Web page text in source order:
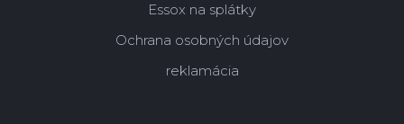
Essox na splátky
Ochrana osobných údajov
reklamácia